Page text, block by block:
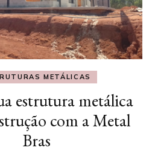
METÁLICAS
estrutura metálica
com a Metal
Bras